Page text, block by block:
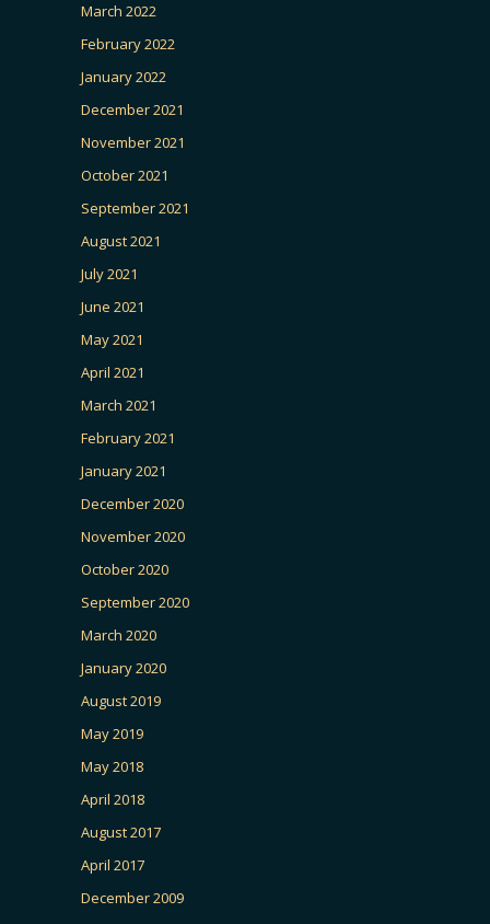
March 2022
February 2022
January 2022
December 2021
November 2021
October 2021
September 2021
August 2021
July 2021
June 2021
May 2021
April 2021
March 2021
February 2021
January 2021
December 2020
November 2020
October 2020
September 2020
March 2020
January 2020
August 2019
May 2019
May 2018
April 2018
August 2017
April 2017
December 2009